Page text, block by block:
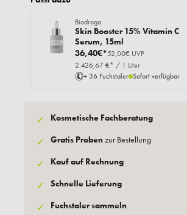
Biodroga
Skin Booster 15% Vitamin C
Serum, 15ml
36,40€*52,00€ UVP
2.426,67 €* / 1 Liter
+ 36 Fuchstaler Sofort verfügbar
✓ Kosmetische Fachberatung
✓ Gratis Probenzur Bestellung
✓ Kauf auf Rechnung
✓ Schnelle Lieferung
✓ Fuchstaler sammeln